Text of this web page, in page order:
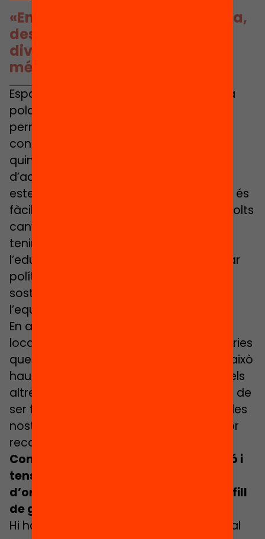
«En moments de por, la defensa,
desmuntar polítiques de
diversitat, de cohesió… poden
més que l’equitat»
Espanya està entre els cinc països on la
polarització és més intensa i més
permanent. Això vol dir que aquests
consensos que necessitem, per segons
quines causes socials, són més difícils
d’aconseguir. I en el món de l’educació
estem cansats de això. El panorama no és
fàcil, és un panorama d’incertesa, de molts
canvis i la gent tenim por. I en aquest
tenim por guanya més la defensa que
l’educació. Guanya molt més desmuntar
polítiques de diversitat, de cohesió, de
sosteniment d’una xarxa social, que no
l’equitat.
En aquests contextos, organitzacions
locals i internacionals són més necessàries
que mai. I segur que ens atacaran, per això
haurem de saber connectar més amb els
altres i fer les coses amb humilitat. Hem de
ser ferms amb les nostres conviccions, les
nostres causes i hem de buscar el major
recolzament social.
Com pot afectar aquesta polarització i
tensionament social a la capacitat
d’organitzacions com la Fundació Bofill
de generar canvis socials?
Hi ha quatre elements del context actual